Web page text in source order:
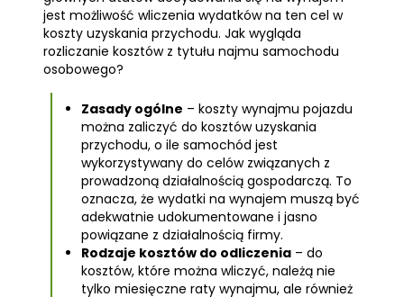
jest możliwość wliczenia wydatków na ten cel w
koszty uzyskania przychodu. Jak wygląda
rozliczanie kosztów z tytułu najmu samochodu
osobowego?
Zasady ogólne – koszty wynajmu pojazdu
można zaliczyć do kosztów uzyskania
przychodu, o ile samochód jest
wykorzystywany do celów związanych z
prowadzoną działalnością gospodarczą. To
oznacza, że wydatki na wynajem muszą być
adekwatnie udokumentowane i jasno
powiązane z działalnością firmy.
Rodzaje kosztów do odliczenia – do
kosztów, które można wliczyć, należą nie
tylko miesięczne raty wynajmu, ale również